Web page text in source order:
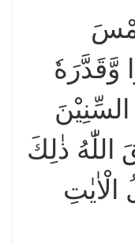
وَّقَدَّرَهٗ
ذٰلِكَ